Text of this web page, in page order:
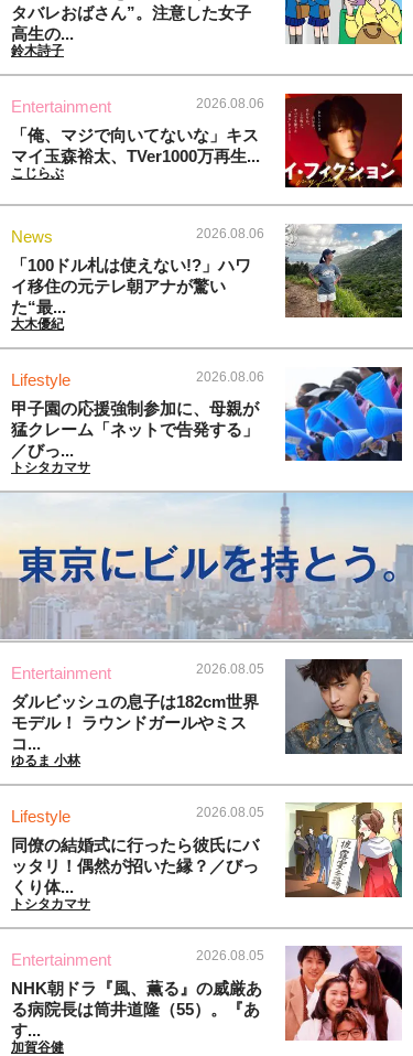
タバレおばさん”。注意した女子
高生の...
鈴木詩子
Entertainment 2026.08.06
「俺、マジで向いてないな」キス
マイ玉森裕太、TVer1000万再生...
こじらぶ
News 2026.08.06
「100ドル札は使えない!?」ハワ
イ移住の元テレ朝アナが驚い
た“最...
大木優紀
Lifestyle 2026.08.06
甲子園の応援強制参加に、母親が
猛クレーム「ネットで告発する」
／びっ...
トシタカマサ
Entertainment 2026.08.05
ダルビッシュの息子は182cm世界
モデル！ ラウンドガールやミス
コ...
ゆるま 小林
Lifestyle 2026.08.05
同僚の結婚式に行ったら彼氏にバ
ッタリ！偶然が招いた縁？／びっ
くり体...
トシタカマサ
Entertainment 2026.08.05
NHK朝ドラ『風、薫る』の威厳あ
る病院長は筒井道隆（55）。『あ
す...
加賀谷健